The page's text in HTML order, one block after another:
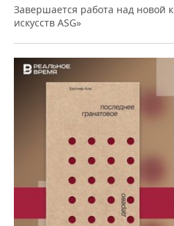
Завершается работа над новой
искусств ASG»